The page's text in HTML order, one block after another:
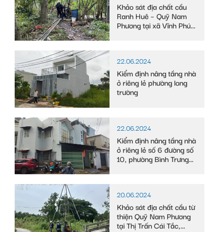
Khảo sát địa chất cầu
Ranh Huê – Quỹ Nam
Phương tại xã Vĩnh Phú
22.06.2024
Kiểm định nâng tầng nhà
ở riêng lẻ phường long
trường
22.06.2024
Kiểm định nâng tầng nhà
ở riêng lẻ số 6 đường số
10, phường Bình Trưng
20.06.2024
Khảo sát địa chất cầu từ
thiện Quỹ Nam Phương
tại Thị Trấn Cái Tắc,